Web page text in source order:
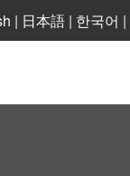
| 日本語 | 한국어 |